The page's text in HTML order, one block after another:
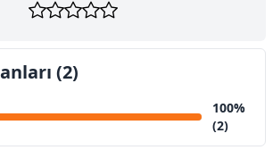
(2)
100%
(2)